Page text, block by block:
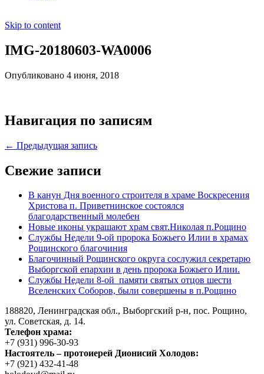
Skip to content
IMG-20180603-WA0006
Опубликовано 4 июня, 2018
Навигация по записям
← Предыдущая запись
Свежие записи
В канун Дня военного строителя в храме Воскресения
Христова п. Приветнинское состоялся
благодарственный молебен
Новые иконы украшают храм свят.Николая п.Рощино
Службы Недели 9-ой пророка Божьего Илии в храмах
Рощинского благочиния
Благочинный Рощинского округа сослужил секретарю
Выборгской епархии в день пророка Божьего Илии.
Службы Недели 8-ой памяти святых отцов шести
Вселенских Соборов, были совершены в п.Рощино
188820, Ленинградская обл., Выборгский р-н, пос. Рощино,
ул. Советская, д. 14.
Телефон храма:
+7 (931) 996-30-93
Настоятель – протоиерей Дионисий Холодов:
+7 (921) 432-41-48